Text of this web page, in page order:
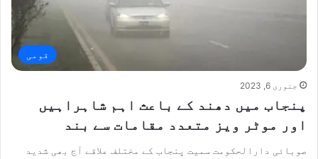
قومی
جنوری 6, 2023
پنجاب میں دھند کے باعث اہم شاہراہیں
اور موٹر ویز متعدد مقامات سے بند
صوبائی دارالحکومت سمیت پنجاب کے مختلف علاقے آج بھی شدید